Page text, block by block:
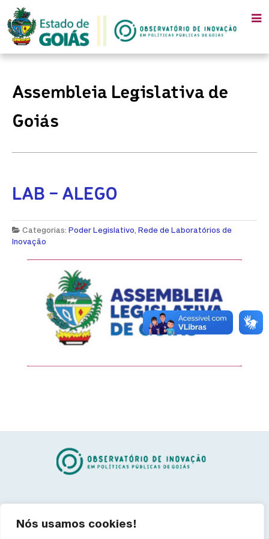
Nós usamos cookies!
Assembleia Legislativa de
Goiás
LAB – ALEGO
Categorias: Poder Legislativo, Rede de Laboratórios de
Inovação